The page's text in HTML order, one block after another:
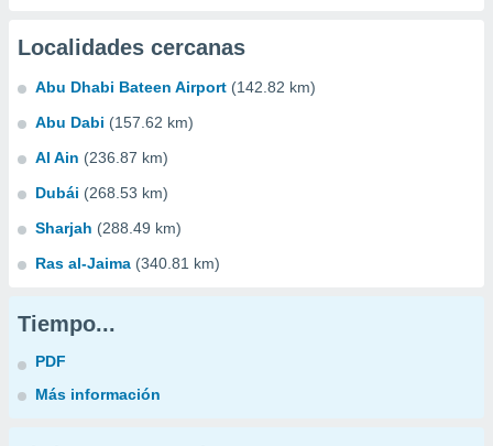
Localidades cercanas
Abu Dhabi Bateen Airport (142.82 km)
Abu Dabi (157.62 km)
Al Ain (236.87 km)
Dubái (268.53 km)
Sharjah (288.49 km)
Ras al-Jaima (340.81 km)
Tiempo...
PDF
Más información